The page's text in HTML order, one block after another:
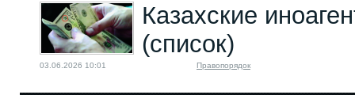
Казахские
(список)
03.06.2026 10:01 Правопорядок